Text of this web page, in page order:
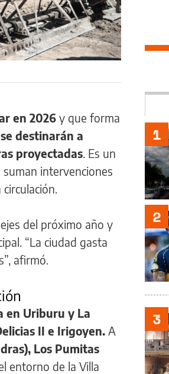
en 2026 y que forma
destinarán a
proyectadas. Es un
intervenciones
del próximo año y
“La ciudad gasta
afirmó.
en Uriburu y La
II e Irigoyen. A
Los Pumitas
entorno de la Villa
1
2
3